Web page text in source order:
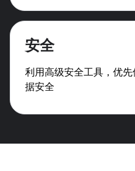
安全
利用高级安全工具，优
据安全